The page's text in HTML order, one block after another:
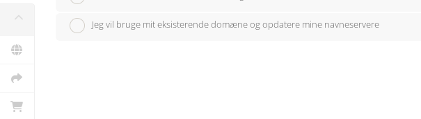
Jeg vil bruge mit eksisterende domæne og opdatere mine navneservere